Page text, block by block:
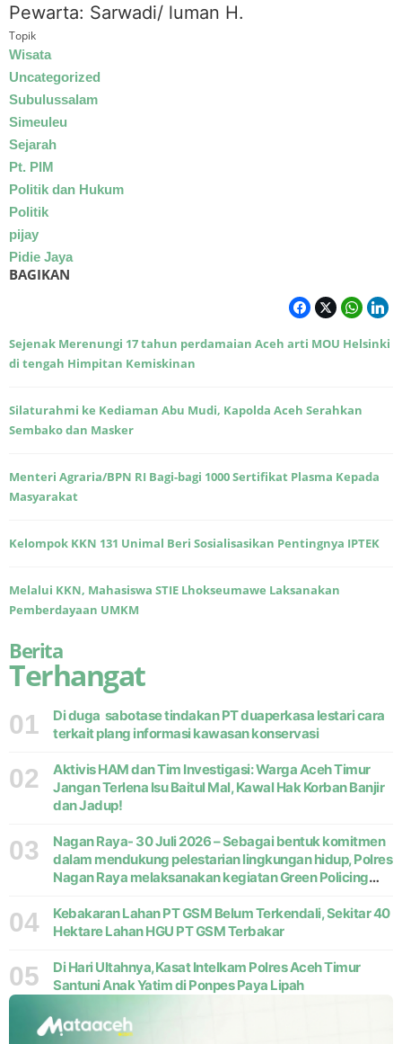
Pewarta: Sarwadi/ luman H.
Topik
Wisata
Uncategorized
Subulussalam
Simeuleu
Sejarah
Pt. PIM
Politik dan Hukum
Politik
pijay
Pidie Jaya
BAGIKAN
Sejenak Merenungi 17 tahun perdamaian Aceh arti MOU Helsinki
di tengah Himpitan Kemiskinan
Silaturahmi ke Kediaman Abu Mudi, Kapolda Aceh Serahkan
Sembako dan Masker
Menteri Agraria/BPN RI Bagi-bagi 1000 Sertifikat Plasma Kepada
Masyarakat
Kelompok KKN 131 Unimal Beri Sosialisasikan Pentingnya IPTEK
Melalui KKN, Mahasiswa STIE Lhokseumawe Laksanakan
Pemberdayaan UMKM
Berita
Terhangat
01
Di duga sabotase tindakan PT duaperkasa lestari cara
terkait plang informasi kawasan konservasi
02
Aktivis HAM dan Tim Investigasi: Warga Aceh Timur
Jangan Terlena Isu Baitul Mal, Kawal Hak Korban Banjir
dan Jadup!
03
Nagan Raya- 30 Juli 2026 – Sebagai bentuk komitmen
dalam mendukung pelestarian lingkungan hidup, Polres
Nagan Raya melaksanakan kegiatan Green Policing
Kecamatan Beutong, Kabupaten
04
Kebakaran Lahan PT GSM Belum Terkendali, Sekitar 40
Hektare Lahan HGU PT GSM Terbakar
05
Di Hari Ultahnya,Kasat Intelkam Polres Aceh Timur
Santuni Anak Yatim di Ponpes Paya Lipah